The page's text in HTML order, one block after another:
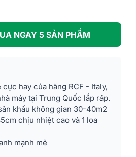
NGAY 5 SẢN PHẨM
hay của hãng RCF - Italy,
máy tại Trung Quốc lắp ráp.
khấu không gian 30-40m2
chịu nhiệt cao và 1 loa
mạnh mẽ